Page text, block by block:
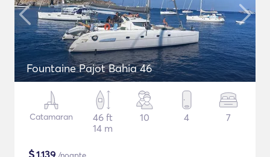
Fountaine Pajot Bahia 46
Catamaran
46 ft
14 m
10 4 7
1,139